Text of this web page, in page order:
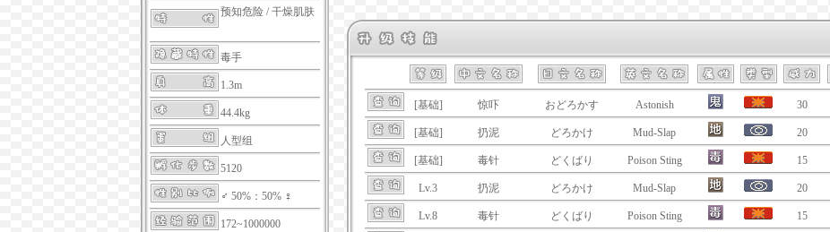
预知危险 /干燥肌肤
毒手
1.3m
44.4kg
人型组
5120
♂ 50%：50% ♀
172~1000000
[基础] 惊吓 おどろかす Astonish 30
[基础] 扔泥 どろかけ Mud-Slap 20
[基础] 毒针 どくばり Poison Sting 15
Lv.3 扔泥 どろかけ Mud-Slap 20
Lv.8 毒针 どくばり Poison Sting 15